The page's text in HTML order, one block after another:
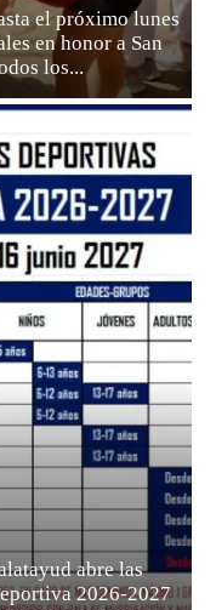
el próximo lunes
en honor a San
los...
abre las
2026-2027